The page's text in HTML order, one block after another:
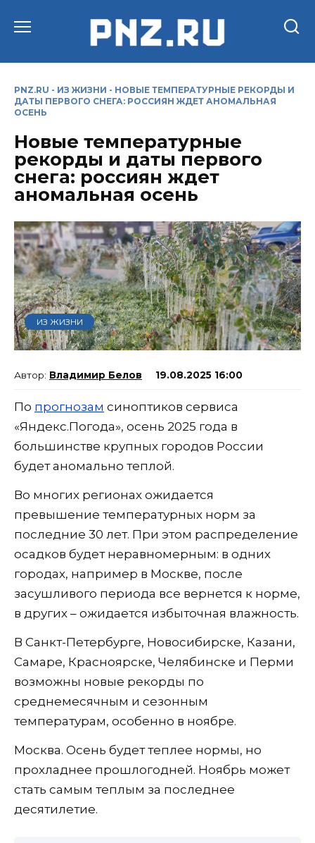
PNZ.RU - ИЗ ЖИЗНИ - НОВЫЕ ТЕМПЕРАТУРНЫЕ РЕКОРДЫ И
ДАТЫ ПЕРВОГО СНЕГА: РОССИЯН ЖДЕТ АНОМАЛЬНАЯ
ОСЕНЬ
Новые температурные
рекорды и даты первого
снега: россиян ждет
аномальная осень
ИЗ ЖИЗНИ
Владимир Белов 19.08.2025 16:00
По прогнозам синоптиков сервиса
«Яндекс.Погода», осень 2025 года в
большинстве крупных городов России
будет аномально теплой.
Во многих регионах ожидается
превышение температурных норм за
последние 30 лет. При этом распределение
осадков будет неравномерным: в одних
городах, например в Москве, после
засушливого периода все вернется к норме,
в других – ожидается избыточная влажность.
В Санкт-Петербурге, Новосибирске, Казани,
Самаре, Красноярске, Челябинске и Перми
возможны новые рекорды по
среднемесячным и сезонным
температурам, особенно в ноябре.
Москва. Осень будет теплее нормы, но
прохладнее прошлогодней. Ноябрь может
стать самым теплым за последнее
десятилетие.